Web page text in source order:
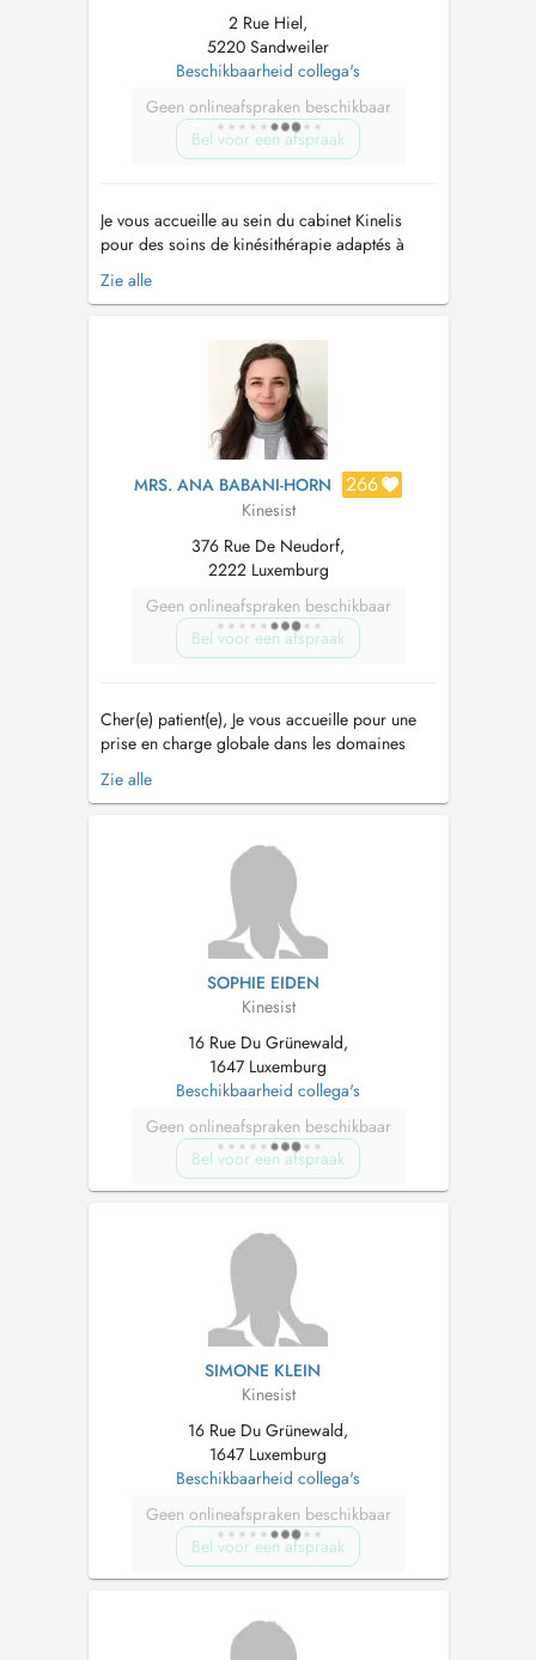
2 Rue Hiel,
5220 Sandweiler
Beschikbaarheid collega's
Geen onlineafspraken beschikbaar
Bel voor een afspraak
Je vous accueille au sein du cabinet Kinelis
pour des soins de kinésithérapie adaptés à
tous les âges, du bébé à l'adulte. Mes
spécialités : - Kinésithérapie générale -
douce et spécialisée des bébés et enfants
(pieds bots varus équin, malpos...
Zie alle
MRS. ANA BABANI-HORN 266
Kinesist
376 Rue De Neudorf,
2222 Luxemburg
Geen onlineafspraken beschikbaar
Bel voor een afspraak
Cher(e) patient(e), Je vous accueille pour une
prise en charge globale dans les domaines
thérapeutiques suivants: -Orthopédie,
traumatologie, rhumatologie, posturologie; -
supérieur et de la colonne; -Rééducation
fonctionnelle de la main; -Rééd...
Zie alle
SOPHIE EIDEN
Kinesist
16 Rue Du Grünewald,
1647 Luxemburg
Beschikbaarheid collega's
Geen onlineafspraken beschikbaar
Bel voor een afspraak
SIMONE KLEIN
Kinesist
16 Rue Du Grünewald,
1647 Luxemburg
Beschikbaarheid collega's
Geen onlineafspraken beschikbaar
Bel voor een afspraak